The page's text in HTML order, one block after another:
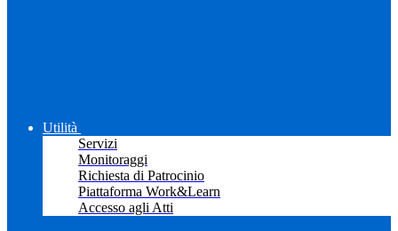
Utilità
Servizi
Monitoraggi
Richiesta di Patrocinio
Piattaforma Work&Learn
Accesso agli Atti